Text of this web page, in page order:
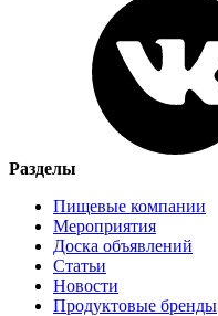
Разделы
Пищевые компании
Мероприятия
Доска объявлений
Статьи
Новости
Продуктовые бренды